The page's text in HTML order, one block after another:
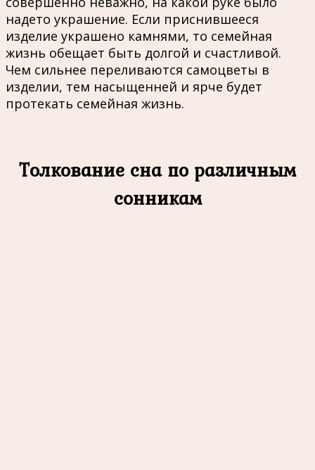
надето украшение. Если приснившееся
изделие украшено камнями, то семейная
жизнь обещает быть долгой и счастливой.
Чем сильнее переливаются самоцветы в
изделии, тем насыщенней и ярче будет
протекать семейная жизнь.
Толкование сна по различным
сонникам